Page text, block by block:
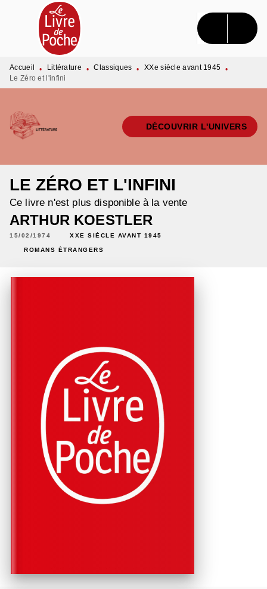
MENU RECHERCHE CONTENU
PIED DE PAGE
Accueil • Littérature • Classiques • XXe siècle avant 1945 •
Le Zéro et l'infini
DÉCOUVRIR L'UNIVERS
LE ZÉRO ET L'INFINI
Ce livre n'est plus disponible à la vente
ARTHUR KOESTLER
15/02/1974 XXE SIÈCLE AVANT 1945
ROMANS ÉTRANGERS